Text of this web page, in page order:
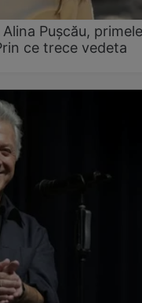
Pușcău, primele
ce trece vedeta